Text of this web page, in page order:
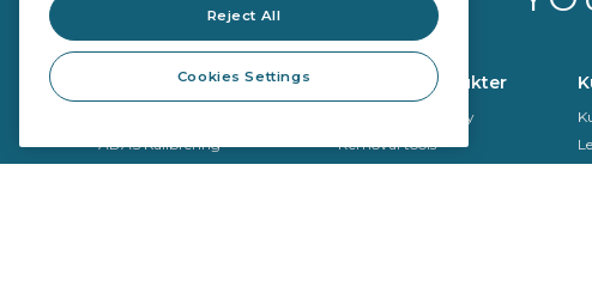
Glassprodukter
ADAS Kalibrering
Verkstedprodukter
Reparasjonsverktøy
Removal tools
Reject All
Cookies Settings